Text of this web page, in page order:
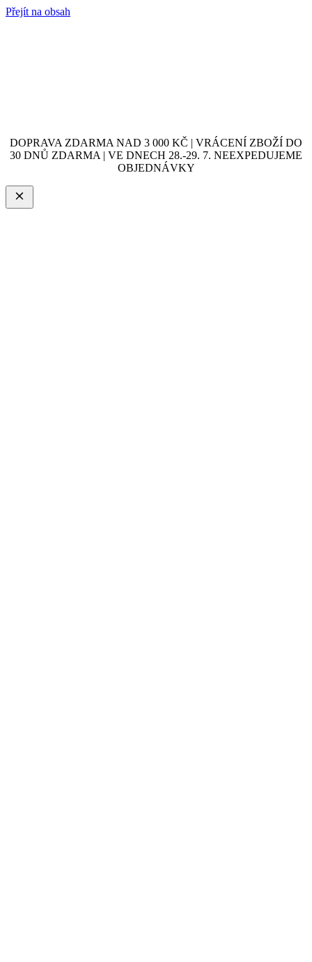
Přejít na obsah
DOPRAVA ZDARMA NAD 3 000 KČ | VRÁCENÍ ZBOŽÍ DO
30 DNŮ ZDARMA | VE DNECH 28.-29. 7. NEEXPEDUJEME
OBJEDNÁVKY